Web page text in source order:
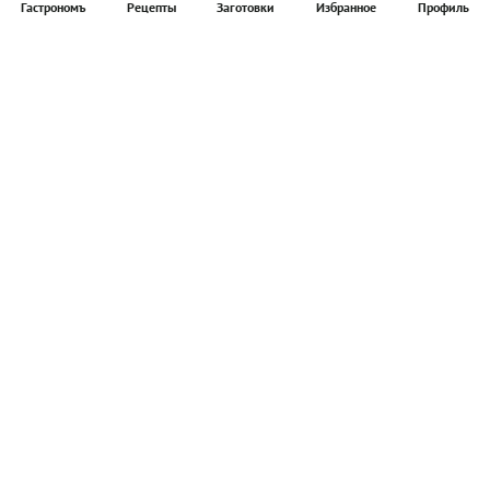
Гастрономъ Рецепты Заготовки Избранное Профиль